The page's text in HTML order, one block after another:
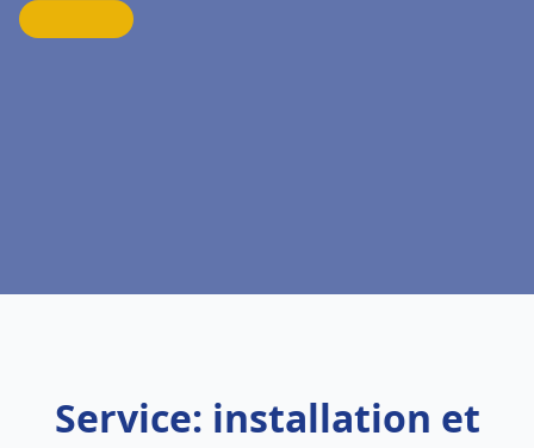
Service: installation et